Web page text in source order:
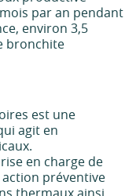
par an pendant
environ 3,5
bronchite
est une
agit en
en charge de
préventive